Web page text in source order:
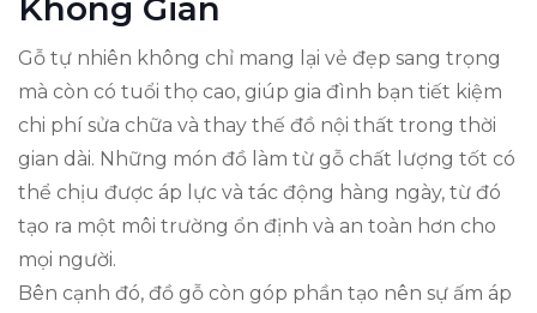
Gỗ tự nhiên không chỉ mang lại vẻ đẹp sang trọng
mà còn có tuổi thọ cao, giúp gia đình bạn tiết kiệm
chi phí sửa chữa và thay thế đồ nội thất trong thời
gian dài. Những món đồ làm từ gỗ chất lượng tốt có
thể chịu được áp lực và tác động hàng ngày, từ đó
tạo ra một môi trường ổn định và an toàn hơn cho
mọi người.
Bên cạnh đó, đồ gỗ còn góp phần tạo nên sự ấm áp